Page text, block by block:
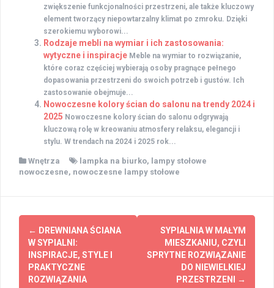
zwiększenie funkcjonalności przestrzeni, ale także kluczowy
element tworzący niepowtarzalny klimat po zmroku. Dzięki
szerokiemu wyborowi...
Rodzaje mebli na wymiar i ich zastosowania:
wytyczne i inspiracje Meble na wymiar to rozwiązanie,
które coraz częściej wybierają osoby pragnące pełnego
dopasowania przestrzeni do swoich potrzeb i gustów. Ich
zastosowanie obejmuje...
Nowoczesne kolory ścian do salonu na trendy 2024 i
2025 Nowoczesne kolory ścian do salonu odgrywają
kluczową rolę w kreowaniu atmosfery relaksu, elegancji i
stylu. W trendach na 2024 i 2025 rok...
Wnętrza lampka na biurko, lampy stołowe
nowoczesne, nowoczesne lampy stołowe
Zobacz
wpisy
← DREWNIANA ŚCIANA
W SYPIALNI:
INSPIRACJE, STYLE I
PRAKTYCZNE
ROZWIĄZANIA
SYPIALNIA W MAŁYM
MIESZKANIU, CZYLI
SPRYTNE ROZWIĄZANIE
DO NIEWIELKIEJ
PRZESTRZENI
→